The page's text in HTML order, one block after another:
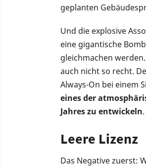
geplanten
Und die explosive
eine gigantische
gleichmachen
auch nicht so recht.
Always-On bei einem
eines der
Jahres zu entwickeln.
Leere Lizenz
Das Negative zuerst: